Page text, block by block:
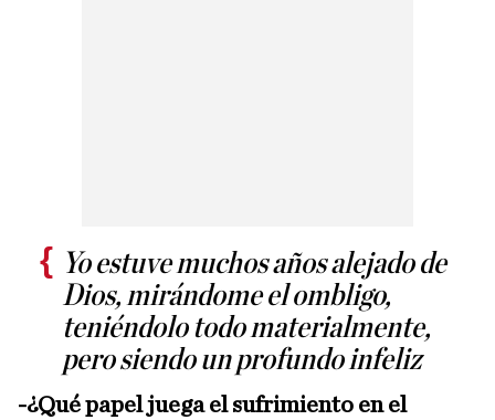
Yo estuve muchos años alejado de
Dios, mirándome el ombligo,
teniéndolo todo materialmente,
pero siendo un profundo infeliz
-¿Qué papel juega el sufrimiento en el